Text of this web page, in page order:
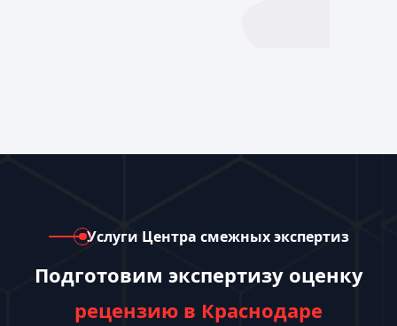
Услуги Центра смежных экспертиз
Подготовим экспертизу оценку
рецензию в Краснодаре